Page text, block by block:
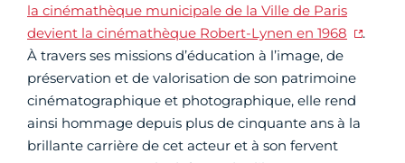
la cinémathèque municipale de la Ville de Paris
devient la cinémathèque Robert-Lynen en 1968
.
À travers ses missions d’éducation à l’image, de
préservation et de valorisation de son patrimoine
cinématographique et photographique, elle rend
ainsi hommage depuis plus de cinquante ans à la
brillante carrière de cet acteur et à son fervent